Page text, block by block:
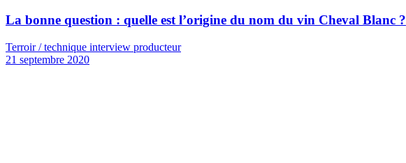
La bonne question : quelle est l’origine du nom du vin Cheval Blanc ?
Terroir / technique interview producteur
21 septembre 2020